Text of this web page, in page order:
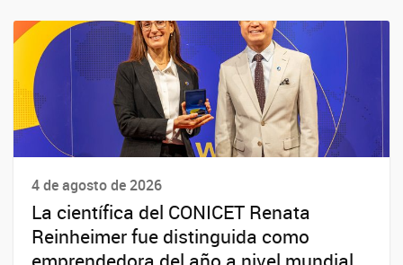
4 de agosto de 2026
La científica del CONICET Renata
Reinheimer fue distinguida como